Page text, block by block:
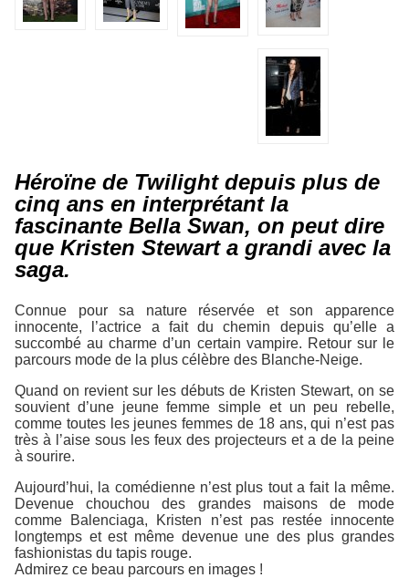
Héroïne de Twilight depuis plus de
cinq ans en interprétant la
fascinante Bella Swan, on peut dire
que Kristen Stewart a grandi avec la
saga.
Connue pour sa nature réservée et son apparence
innocente, l’actrice a fait du chemin depuis qu’elle a
succombé au charme d’un certain vampire. Retour sur le
parcours mode de la plus célèbre des Blanche-Neige.
Quand on revient sur les débuts de Kristen Stewart, on se
souvient d’une jeune femme simple et un peu rebelle,
comme toutes les jeunes femmes de 18 ans, qui n’est pas
très à l’aise sous les feux des projecteurs et a de la peine
à sourire.
Aujourd’hui, la comédienne n’est plus tout a fait la même.
Devenue chouchou des grandes maisons de mode
comme Balenciaga, Kristen n’est pas restée innocente
longtemps et est même devenue une des plus grandes
fashionistas du tapis rouge.
Admirez ce beau parcours en images !